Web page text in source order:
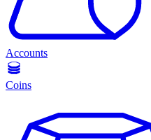
Accounts
Coins